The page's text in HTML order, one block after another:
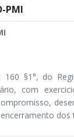
PMI
§1°, do
com
dos